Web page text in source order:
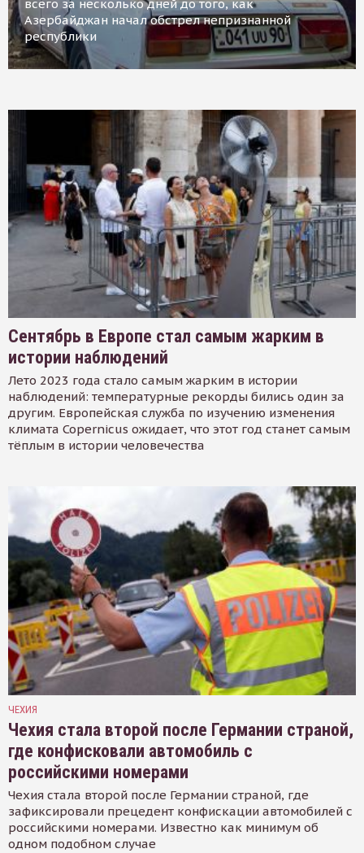
всего за несколько дней до того, как
Азербайджан начал обстрел непризнанной
республики
Сентябрь в Европе стал самым жарким в
истории наблюдений
Лето 2023 года стало самым жарким в истории
наблюдений: температурные рекорды бились один за
другим. Европейская служба по изучению изменения
климата Copernicus ожидает, что этот год станет самым
тёплым в истории человечества
ЧЕХИЯ
Чехия стала второй после Германии страной,
где конфисковали автомобиль с
российскими номерами
Чехия стала второй после Германии страной, где
зафиксировали прецедент конфискации автомобилей с
российскими номерами. Известно как минимум об
одном подобном случае